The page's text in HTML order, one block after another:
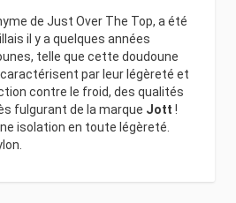
de Just Over The Top, a été
il y a quelques années
telle que cette doudoune
par leur légèreté et
contre le froid, des qualités
fulgurant de la marque Jott !
isolation en toute légèreté.